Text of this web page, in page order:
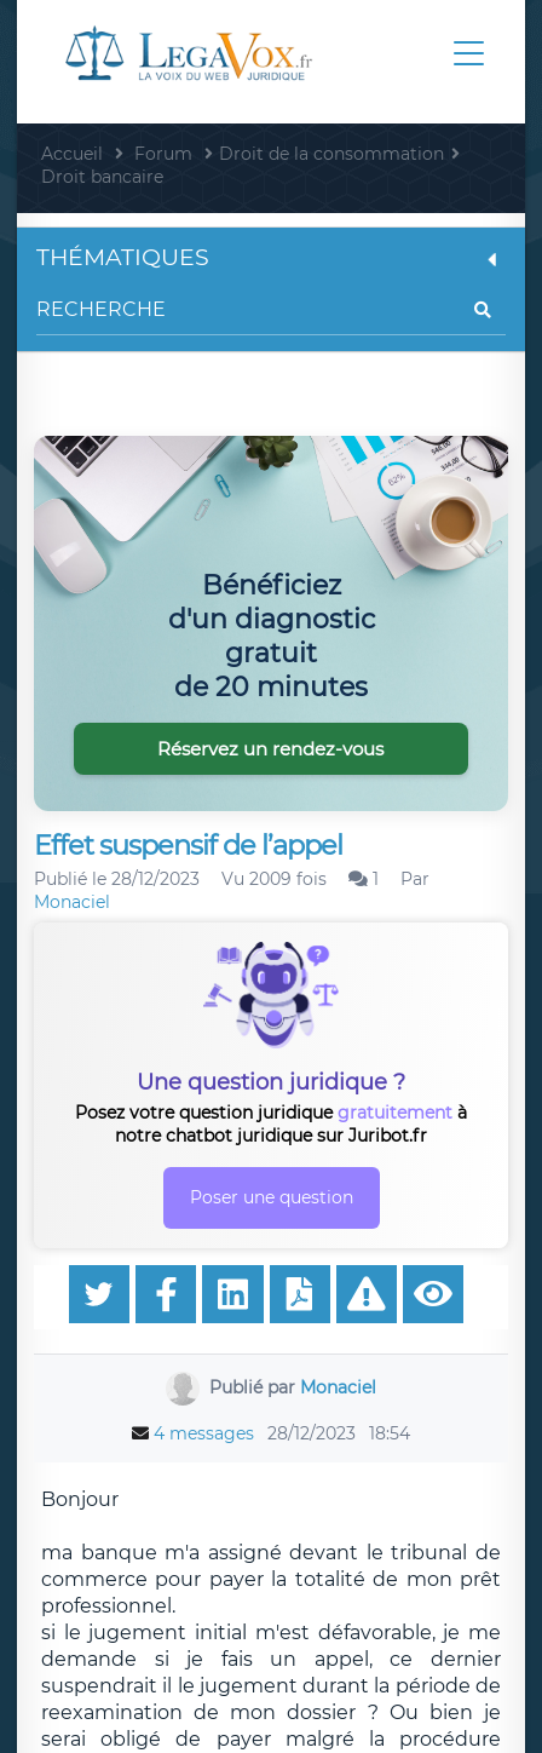
Accueil Forum
Droit de la consommation
Droit bancaire
Effet suspensif de l’appel
Publié le 28/12/2023 Vu 2009 fois 1
Par
Monaciel
Une question juridique ?
Posez votre question juridiquegratuitement à
notre chatbot juridique sur Juribot.fr
Poser une question
Publié par Monaciel
4 messages 28/12/2023 18:54
Bonjour
ma banque m'a assigné devant le tribunal de
commerce pour payer la totalité de mon prêt
professionnel.
si le jugement initial m'est défavorable, je me
demande si je fais un appel, ce dernier
suspendrait il le jugement durant la période de
reexamination de mon dossier ? Ou bien je
serai obligé de payer malgré la procédure
THÉMATIQUES
Bénéficiez
d'un diagnostic
gratuit
de 20 minutes
Réservez un rendez-vous